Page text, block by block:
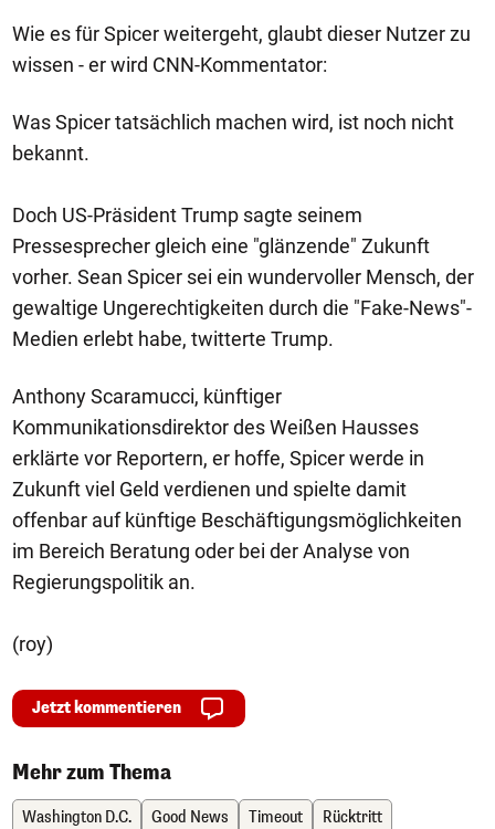
Wie es für Spicer weitergeht, glaubt dieser Nutzer zu
wissen - er wird CNN-Kommentator:
Was Spicer tatsächlich machen wird, ist noch nicht
bekannt.
Doch US-Präsident Trump sagte seinem
Pressesprecher gleich eine "glänzende" Zukunft
vorher. Sean Spicer sei ein wundervoller Mensch, der
gewaltige Ungerechtigkeiten durch die "Fake-News"-
Medien erlebt habe, twitterte Trump.
Anthony Scaramucci, künftiger
Kommunikationsdirektor des Weißen Hausses
erklärte vor Reportern, er hoffe, Spicer werde in
Zukunft viel Geld verdienen und spielte damit
offenbar auf künftige Beschäftigungsmöglichkeiten
im Bereich Beratung oder bei der Analyse von
Regierungspolitik an.
(roy)
Jetzt kommentieren
Mehr zum Thema
Washington D.C. Good News Timeout Rücktritt